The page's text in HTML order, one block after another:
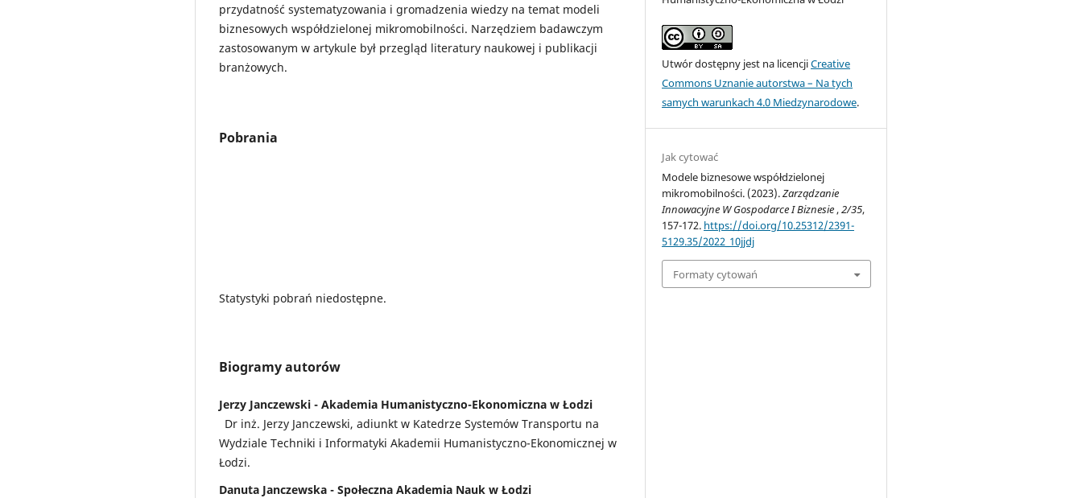
przydatność systematyzowania i gromadzenia wiedzy na temat modeli
biznesowych współdzielonej mikromobilności. Narzędziem badawczym
zastosowanym w artykule był przegląd literatury naukowej i publikacji
branżowych.
Pobrania
Statystyki pobrań niedostępne.
Biogramy autorów
Jerzy Janczewski - Akademia Humanistyczno-Ekonomiczna w Łodzi
Dr inż. Jerzy Janczewski, adiunkt w Katedrze Systemów Transportu na
Wydziale Techniki i Informatyki Akademii Humanistyczno-Ekonomicznej w
Łodzi.
Danuta Janczewska - Społeczna Akademia Nauk w Łodzi
Utwór dostępny jest na licencjiCreative
Commons Uznanie autorstwa – Na tych
samych warunkach 4.0 Miedzynarodowe.
Jak cytować
Modele biznesowe współdzielonej
mikromobilności. (2023).Zarządzanie
Innowacyjne W Gospodarce I Biznesie,2/35,
157-172. https://doi.org/10.25312/2391-
5129.35/2022_10jjdj
Formaty cytowań